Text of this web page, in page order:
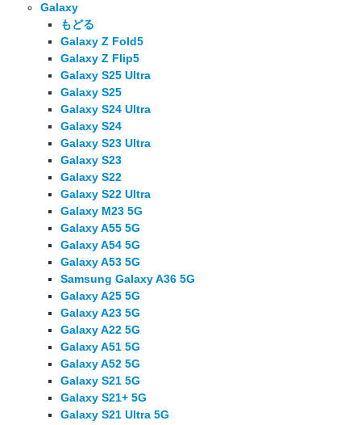
Galaxy
もどる
Galaxy Z Fold5
Galaxy Z Flip5
Galaxy S25 Ultra
Galaxy S25
Galaxy S24 Ultra
Galaxy S24
Galaxy S23 Ultra
Galaxy S23
Galaxy S22
Galaxy S22 Ultra
Galaxy M23 5G
Galaxy A55 5G
Galaxy A54 5G
Galaxy A53 5G
Samsung Galaxy A36 5G
Galaxy A25 5G
Galaxy A23 5G
Galaxy A22 5G
Galaxy A51 5G
Galaxy A52 5G
Galaxy S21 5G
Galaxy S21+ 5G
Galaxy S21 Ultra 5G